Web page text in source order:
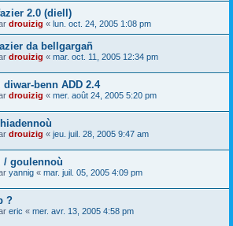
2.0 (diell)
drouizig « lun. oct. 24, 2005 1:08 pm
da bellgargañ
drouizig « mar. oct. 11, 2005 12:34 pm
diwar-benn ADD 2.4
drouizig « mer. août 24, 2005 5:20 pm
drouizig « jeu. juil. 28, 2005 9:47 am
/ goulennoù
yannig « mar. juil. 05, 2005 4:09 pm
?
eric « mer. avr. 13, 2005 4:58 pm